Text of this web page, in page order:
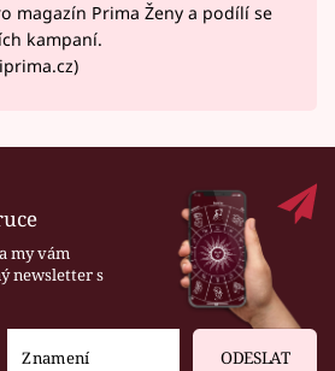
magazín Prima Ženy a podílí se
kampaní.
my vám
newsletter s
ODESLAT